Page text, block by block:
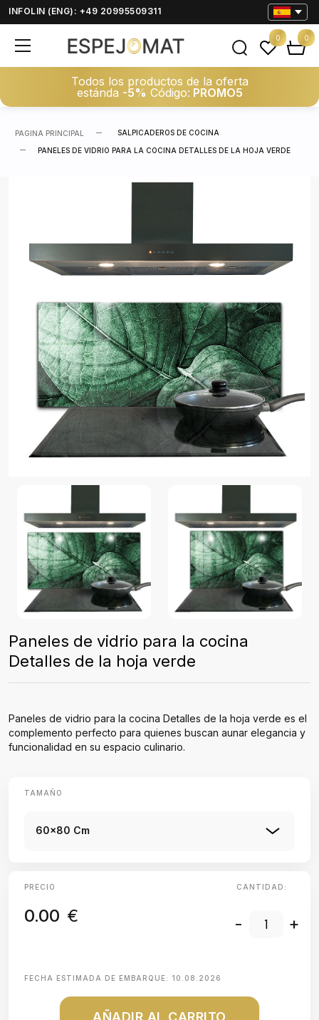
INFOLIN (ENG): +49 20995509311
Todos los productos de la oferta
estánda -5% Código: PROMO5
0 0
PAGINA PRINCIPAL SALPICADEROS DE COCINA
PANELES DE VIDRIO PARA LA COCINA DETALLES DE LA HOJA VERDE
Paneles de vidrio para la cocina
Detalles de la hoja verde
Paneles de vidrio para la cocina Detalles de la hoja verde es el
complemento perfecto para quienes buscan aunar elegancia y
funcionalidad en su espacio culinario.
TAMAÑO
60x80 Cm
PRECIO
0.00 €
CANTIDAD:
- +
FECHA ESTIMADA DE EMBARQUE: 10.08.2026
AÑADIR AL CARRITO